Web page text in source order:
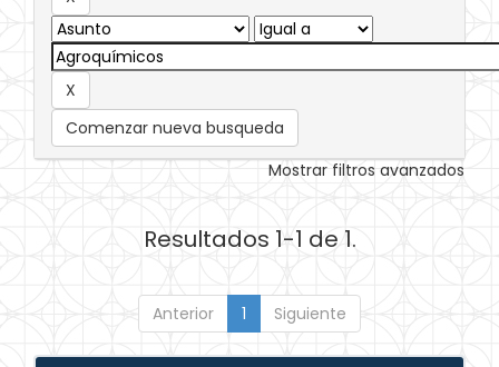
Comenzar nueva busqueda
Mostrar filtros avanzados
Resultados 1-1 de 1.
Anterior 1 Siguiente